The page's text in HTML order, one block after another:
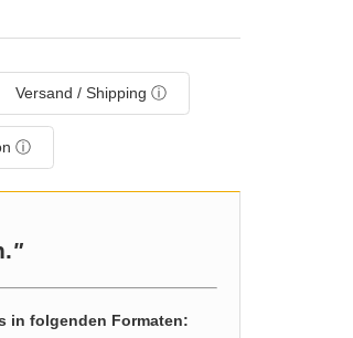
Versand / Shipping ⓘ
ⓘ
"
in folgenden Formaten: